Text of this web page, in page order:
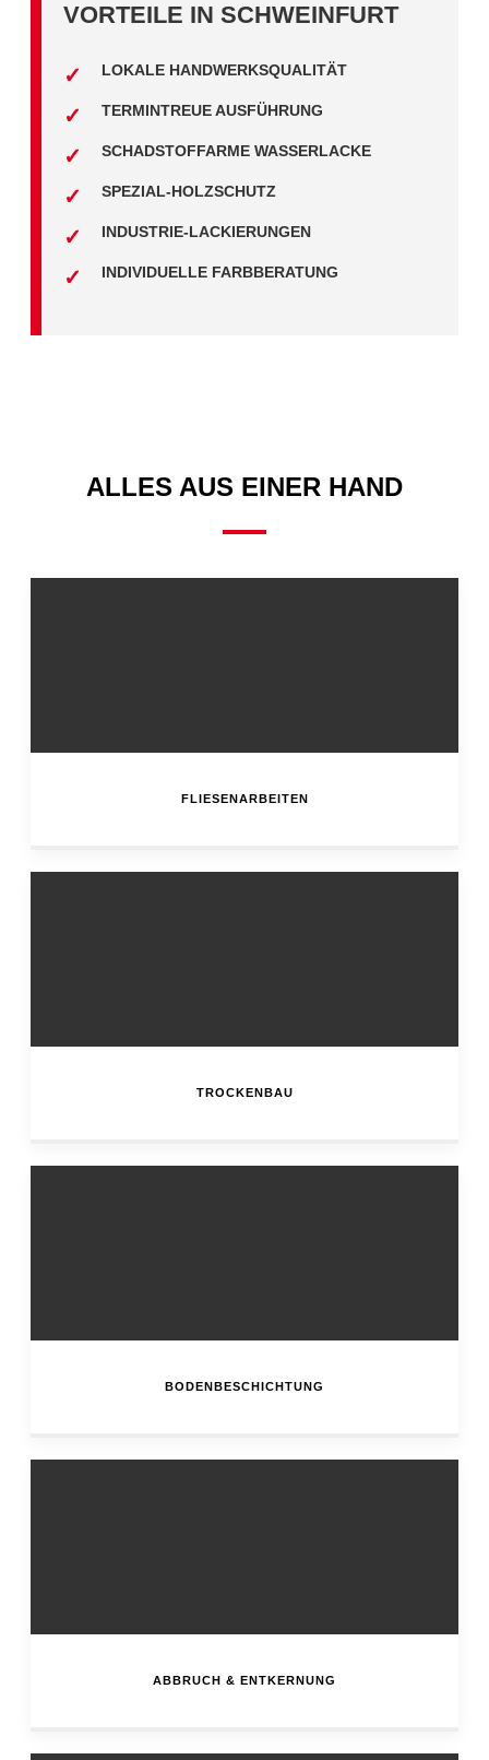
VORTEILE IN SCHWEINFURT
LOKALE HANDWERKSQUALITÄT
TERMINTREUE AUSFÜHRUNG
SCHADSTOFFARME WASSERLACKE
SPEZIAL-HOLZSCHUTZ
INDUSTRIE-LACKIERUNGEN
INDIVIDUELLE FARBBERATUNG
ALLES AUS EINER HAND
FLIESENARBEITEN
TROCKENBAU
BODENBESCHICHTUNG
ABBRUCH & ENTKERNUNG